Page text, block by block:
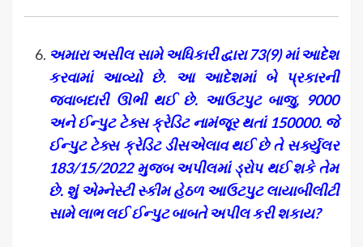
અમારા અસીલ સામે અધિકારી દ્વારા 73(9) માં આદેશ
કરવામાં આવ્યો છે. આ આદેશમાં બે પ્રકારની
જવાબદારી ઊભી થઈ છે. આઉટપુટ બાજુ, 9000
અને ઈન્પુટ ટેક્સ ક્રેડિટ નામંજૂર થતાં 150000. જે
ઈન્પુટ ટેક્સ ક્રેડિટ ડીસએલાવ થઈ છે તે સર્ક્યુલર
183/15/2022 મુજબ અપીલમાં ડ્રોપ થઈ શકે તેમ
છે. શું એમ્નેસ્ટી સ્કીમ હેઠળ આઉટપુટ લાયાબીલીટી
સામે લાભ લઈ ઈન્પુટ બાબતે અપીલ કરી શકાય?